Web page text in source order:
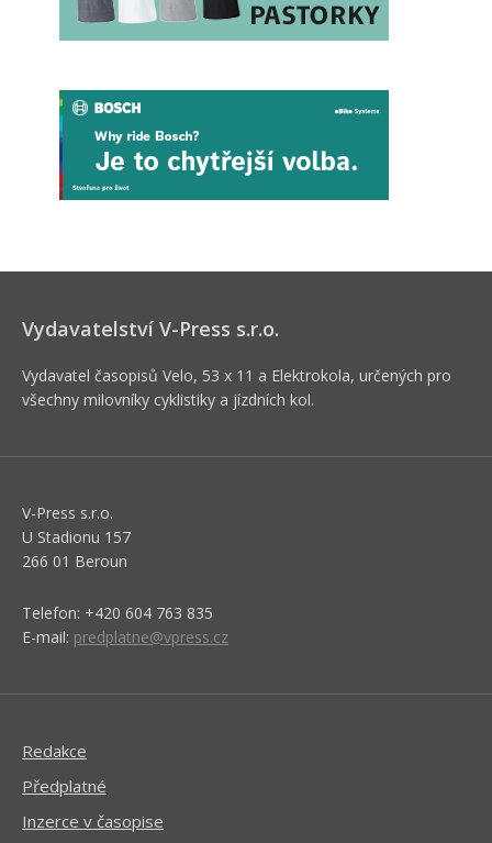
Vydavatelství V-Press s.r.o.
Vydavatel časopisů Velo, 53 x 11 a Elektrokola, určených pro
všechny milovníky cyklistiky a jízdních kol.
V-Press s.r.o.
U Stadionu 157
266 01 Beroun
Telefon: +420 604 763 835
E-mail: predplatne@vpress.cz
Redakce
Předplatné
Inzerce v časopise